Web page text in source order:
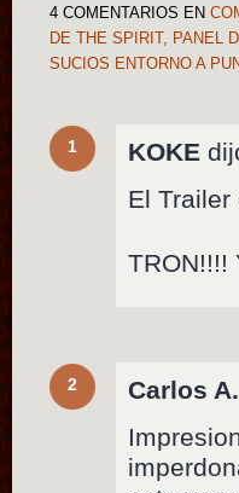
4 COMENTARIOS EN
DE THE SPIRIT, PANEL
SUCIOS ENTORNO A
1 KOKE
El
TRON!!!!
2 Carlos